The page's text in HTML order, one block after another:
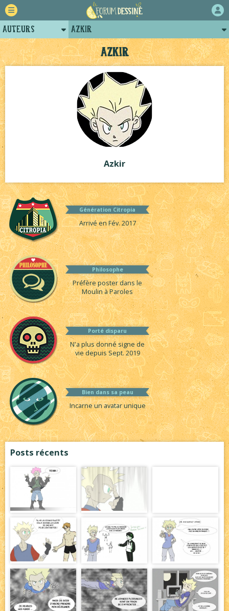
Azkir
Azkir
Génération Citropia
Arrivé en Fév. 2017
Philosophe
Préfère poster dans le
Moulin à Paroles
Porté disparu
N'a plus donné signe de
vie depuis Sept. 2019
Bien dans sa peau
Incarne un avatar unique
Posts récents
Auteurs
Retour
Forum
Projets
Tutoriels
Azkir
Posts d'Azkir